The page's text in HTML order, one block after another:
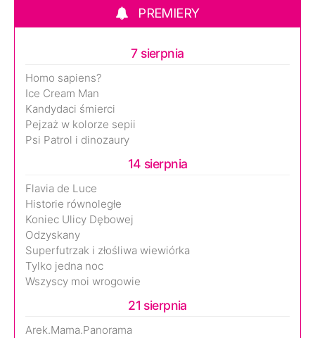
PREMIERY
7 sierpnia
Homo sapiens?
Ice Cream Man
Kandydaci śmierci
Pejzaż w kolorze sepii
Psi Patrol i dinozaury
14 sierpnia
Flavia de Luce
Historie równoległe
Koniec Ulicy Dębowej
Odzyskany
Superfutrzak i złośliwa wiewiórka
Tylko jedna noc
Wszyscy moi wrogowie
21 sierpnia
Arek.Mama.Panorama